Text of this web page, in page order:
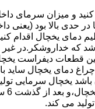
کنید و میزان سرمای
حدی بالا بود (یعنی
دمای یخچال اقدام
که خداروشکر.در غیر
قطعات دیفراست
چراغ دمای یخچال
یخچال سرمایی تولید
می کند.